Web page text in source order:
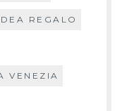
REGALO
VENEZIA